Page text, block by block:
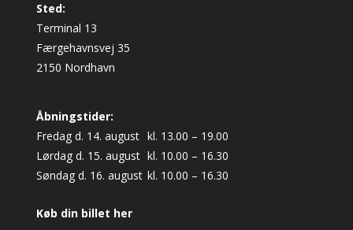
Sted:
Terminal 13
Færgehavnsvej 35
2150 Nordhavn
Åbningstider:
Fredag d. 14. august kl. 13.00 – 19.00
Lørdag d. 15. august kl. 10.00 – 16.30
Søndag d. 16. august kl. 10.00 – 16.30
Køb din billet her